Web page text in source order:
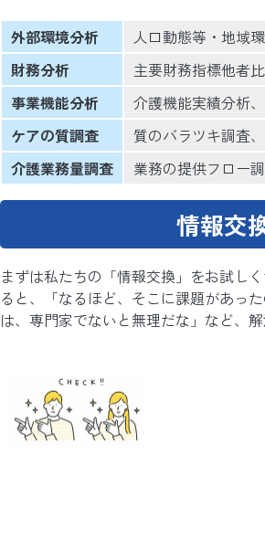
外部環境分析
人口動態等・地域
財務分析
主要財務指標他者
事業機能分析
介護機能実績分析
ケアの質調査
質のバラツキ調査
介護業務量調査
業務の提供フロー
情報交
まずは私たちの「情報交換」をお試しく
ると、「なるほど、そこに課題があっ
は、専門家でないと無理だな」など、